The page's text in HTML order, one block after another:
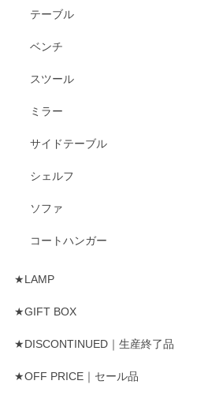
テーブル
ベンチ
スツール
ミラー
サイドテーブル
シェルフ
ソファ
コートハンガー
★LAMP
★GIFT BOX
★DISCONTINUED｜生産終了品
★OFF PRICE｜セール品